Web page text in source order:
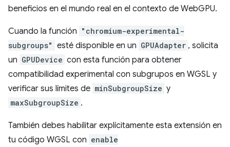
beneficios en el mundo real en el contexto de WebGPU.
Cuando la función "chromium-experimental-
subgroups" esté disponible en un GPUAdapter , solicita
un GPUDevice con esta función para obtener
compatibilidad experimental con subgrupos en WGSL y
verificar sus límites de minSubgroupSize y
maxSubgroupSize .
También debes habilitar explícitamente esta extensión en
tu código WGSL con enable